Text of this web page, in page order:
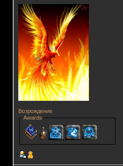
Возрождение
Awards